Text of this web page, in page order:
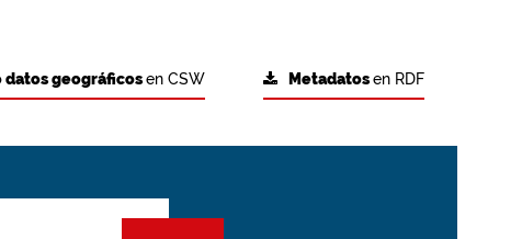
Metadatosen RDF
datos geográficosen CSW